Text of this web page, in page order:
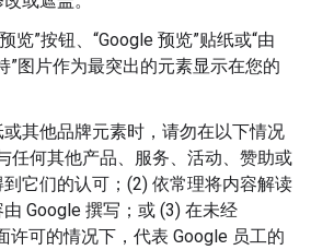
览”按钮、“Google 预览”贴纸或“由
”图片作为最突出的元素显示在您的
其他品牌元素时，请勿在以下情况
任何其他产品、服务、活动、赞助或
它们的认可；(2) 依常理将内容解读
Google 撰写；或 (3) 在未经
许可的情况下，代表 Google 员工的